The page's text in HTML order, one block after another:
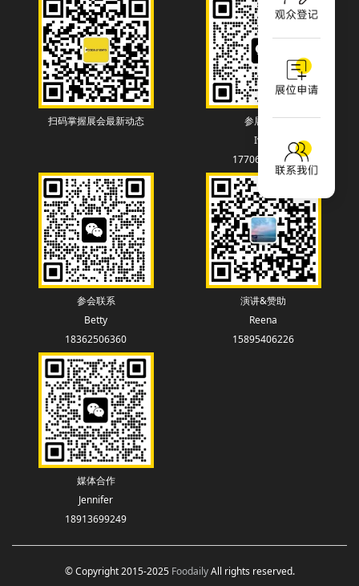
扫码掌握展会最新动态
参展联系
Ivey
17706130838
参会联系
Betty
18362506360
演讲&赞助
Reena
15895406226
媒体合作
Jennifer
18913699249
© Copyright 2015-2025 FoodailyAll rights reserved.